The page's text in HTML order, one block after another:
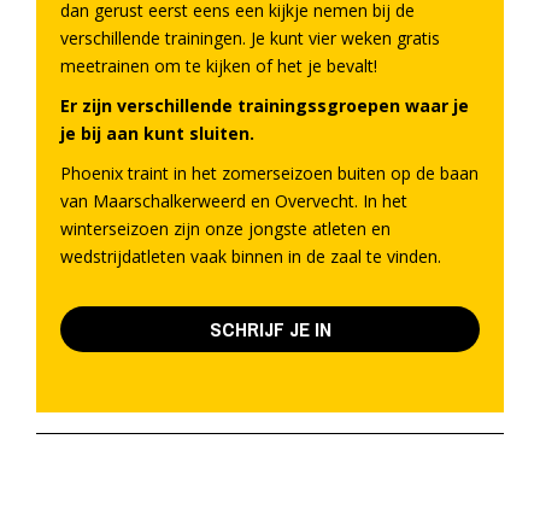
dan gerust eerst eens een kijkje nemen bij de
verschillende trainingen. Je kunt vier weken gratis
meetrainen om te kijken of het je bevalt!
Er zijn verschillende trainingssgroepen waar je
je bij aan kunt sluiten.
Phoenix traint in het zomerseizoen buiten op de baan
van Maarschalkerweerd en Overvecht. In het
winterseizoen zijn onze jongste atleten en
wedstrijdatleten vaak binnen in de zaal te vinden.
SCHRIJF JE IN